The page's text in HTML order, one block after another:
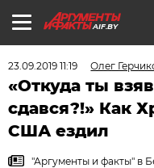
AIF.BY
23.09.2019 11:19 Олег
«Откуда ты
сдався?!» Как
США ездил
"Аргументы и факты" в